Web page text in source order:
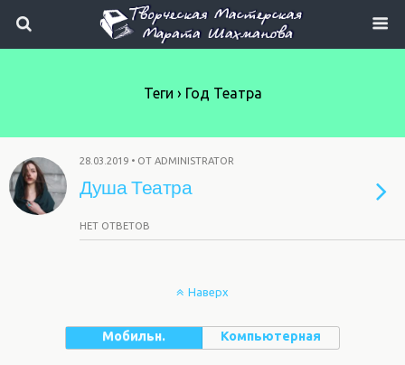
Теги › Год Театра
28.03.2019 • ОТ ADMINISTRATOR
Душа Театра
НЕТ ОТВЕТОВ
Наверх
Мобильн. Компьютерная